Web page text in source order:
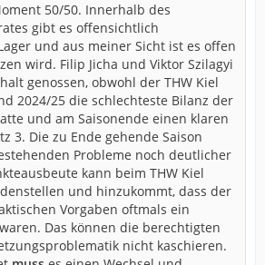
50/50. Innerhalb des
gibt es offensichtlich
und aus meiner Sicht ist es offen
wird. Filip Jicha und Viktor Szilagyi
genossen, obwohl der THW Kiel
2024/25 die schlechteste Bilanz der
und am Saisonende einen klaren
3. Die zu Ende gehende Saison
Probleme noch deutlicher
kann beim THW Kiel
und hinzukommt, dass der
Vorgaben oftmals ein
Das können die berechtigten
nicht kaschieren.